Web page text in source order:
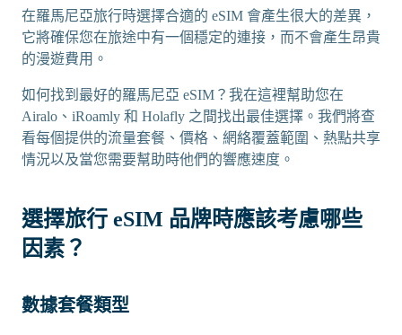
在羅馬尼亞旅行時選擇合適的 eSIM 會產生很大的差異，
它將確保您在旅途中有一個穩定的連接，而不會產生昂貴
的漫遊費用。
如何找到最好的羅馬尼亞 eSIM？我在這裡幫助您在
Airalo、iRoamly 和 Holafly 之間找出最佳選擇。我們將查
看每個提供的流量套餐、價格、網絡覆蓋範圍、熱點共享
情況以及當您需要幫助時他們的響應速度。
選擇旅行 eSIM 品牌時應該考慮哪些
因素？
數據套餐類型